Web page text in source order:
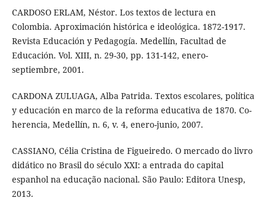
CARDOSO ERLAM, Néstor. Los textos de lectura en
Colombia. Aproximación histórica e ideológica. 1872-1917.
Revista Educación y Pedagogía. Medellín, Facultad de
Educación. Vol. XIII, n. 29-30, pp. 131-142, enero-
septiembre, 2001.
CARDONA ZULUAGA, Alba Patrida. Textos escolares, política
y educación en marco de la reforma educativa de 1870. Co-
herencia, Medellín, n. 6, v. 4, enero-junio, 2007.
CASSIANO, Célia Cristina de Figueiredo. O mercado do livro
didático no Brasil do século XXI: a entrada do capital
espanhol na educação nacional. São Paulo: Editora Unesp,
2013.